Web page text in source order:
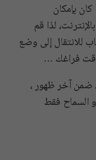
بإمكان
لذا قم
للانتقال إلى وضع
فراغك …
ضمن آخر ظهور ،
السماح فقط